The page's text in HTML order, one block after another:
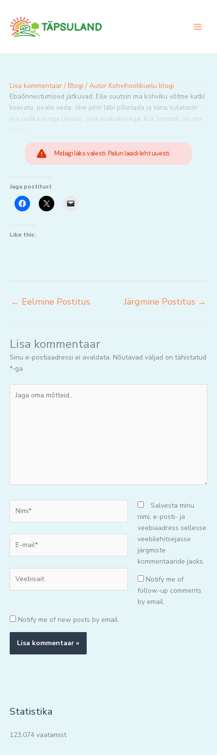
content
Lisa kommentaar / Blogi / Autor Kohvihoolikuelu blogi
Ebaõnnestumised jätkuvad. Eile suutsin ma kohviku võtme katki
keerata, peale seda ühe pirni läbi põletada ja täna sulatasin
ma radika nurga ülesse, oma maikakesega. Ilus hommik, no ma
Midagi läks valesti. Palun laadi leht uuesti.
Jaga postitust
Like this:
← Eelmine Postitus Järgmine Postitus →
Lisa kommentaar
Sinu e-postiaadressi ei avaldata. Nõutavad väljad on tähistatud
*-ga
oma
mail*
Salvesta minu
nimi, e-posti- ja
veebiaadress sellesse
veebilehitsejasse
järgmiste
kommentaaride jaoks.
Notify me of
follow-up comments
by email.
Notify me of new posts by email.
Statistika
123,074 vaatamist